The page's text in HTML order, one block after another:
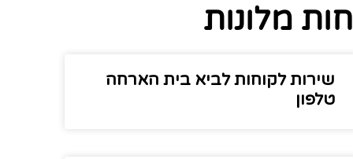
מלונות
שירות לקוחות לביא בית הארחה
טלפון